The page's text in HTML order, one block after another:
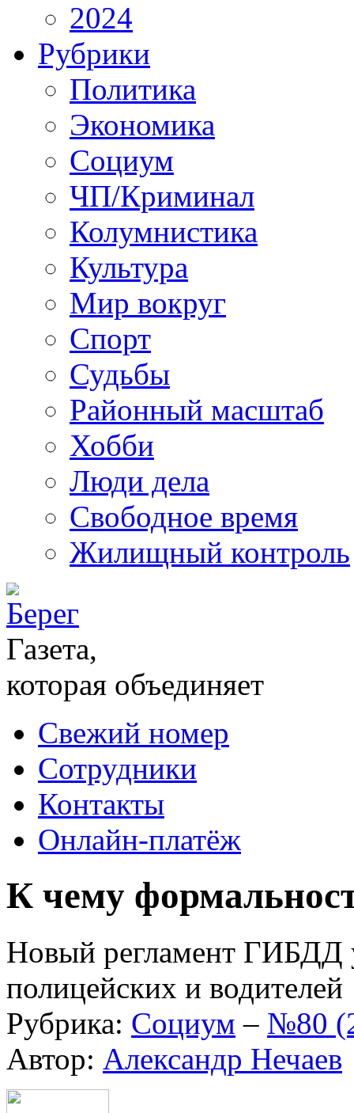
2024
Рубрики
Политика
Экономика
Социум
ЧП/Криминал
Колумнистика
Культура
Мир вокруг
Спорт
Судьбы
Районный масштаб
Хобби
Люди дела
Свободное время
Жилищный контроль
Газета,
которая объединяет
Свежий номер
Сотрудники
Контакты
Онлайн-платёж
К чему
Новый регламент ГИБДД
полицейских и водителей
Рубрика: Социум – №80
Автор: Александр Нечаев